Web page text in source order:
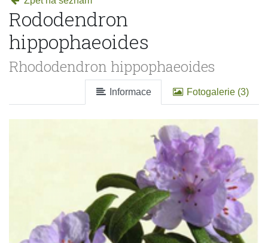
Rododendron
hippophaeoides
Rhododendron hippophaeoides
Informace Fotogalerie (3)